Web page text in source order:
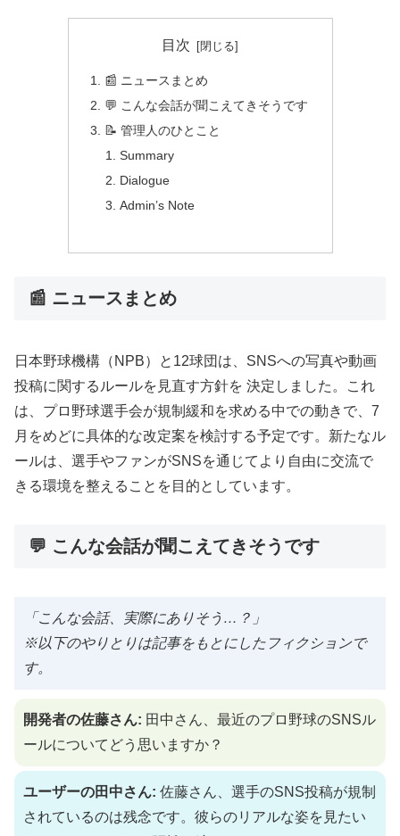
目次
📰 ニュースまとめ
💬 こんな会話が聞こえてきそうです
📝 管理人のひとこと
Summary
Dialogue
Admin’s Note
📰 ニュースまとめ
日本野球機構（NPB）と12球団は、SNSへの写真や動画
投稿に関するルールを見直す方針を 決定しました。これ
は、プロ野球選手会が規制緩和を求める中での動きで、7
月をめどに具体的な改定案を検討する予定です。新たなル
ールは、選手やファンがSNSを通じてより自由に交流で
きる環境を整えることを目的としています。
💬 こんな会話が聞こえてきそうです
「こんな会話、実際にありそう…？」
※以下のやりとりは記事をもとにしたフィクションで
す。
開発者の佐藤さん: 田中さん、最近のプロ野球のSNSル
ールについてどう思いますか？
ユーザーの田中さん: 佐藤さん、選手のSNS投稿が規制
されているのは残念です。彼らのリアルな姿を見たい